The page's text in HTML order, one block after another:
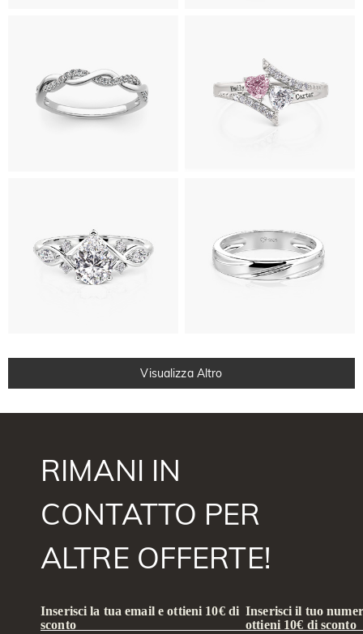
Visualizza Altro
RIMANI IN
CONTATTO PER
ALTRE OFFERTE!
Inserisci la tua email e ottieni 10€ di
sconto
Inserisci il tuo
ottieni 10€ di sconto